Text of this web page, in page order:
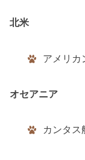
北米
アメリカ
オセアニア
カンタス